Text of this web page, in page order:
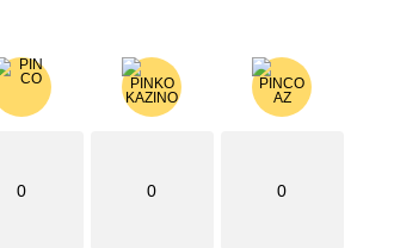
0 0 0